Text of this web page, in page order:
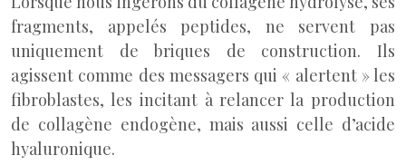
fragments, appelés peptides, ne servent pas
uniquement de briques de construction. Ils
agissent comme des messagers qui « alertent » les
fibroblastes, les incitant à relancer la production
de collagène endogène, mais aussi celle d’acide
hyaluronique.